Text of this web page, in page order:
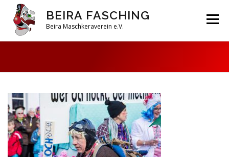
Inhalt
springen
BEIRA FASCHING
Beira Maschkeraverein e.V.
Menü
VEREIN ARCHIV